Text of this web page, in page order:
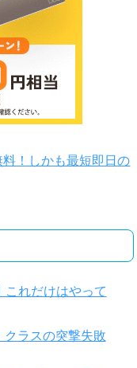
！しかも最短即日の
これだけはやって
ラスの突撃失敗